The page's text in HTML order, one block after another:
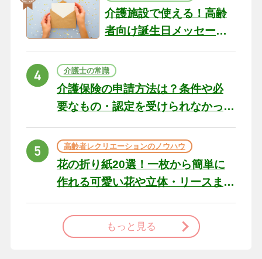
介護施設で使える！高齢
者向け誕生日メッセージ
ト
介護士の常識
介護保険の申請方法は？条件や必
要なもの・認定を受けられなかっ
高齢者レクリエーションのノウハウ
花の折り紙20選！一枚から簡単に
作れる可愛い花や立体・リースま
もっと見る